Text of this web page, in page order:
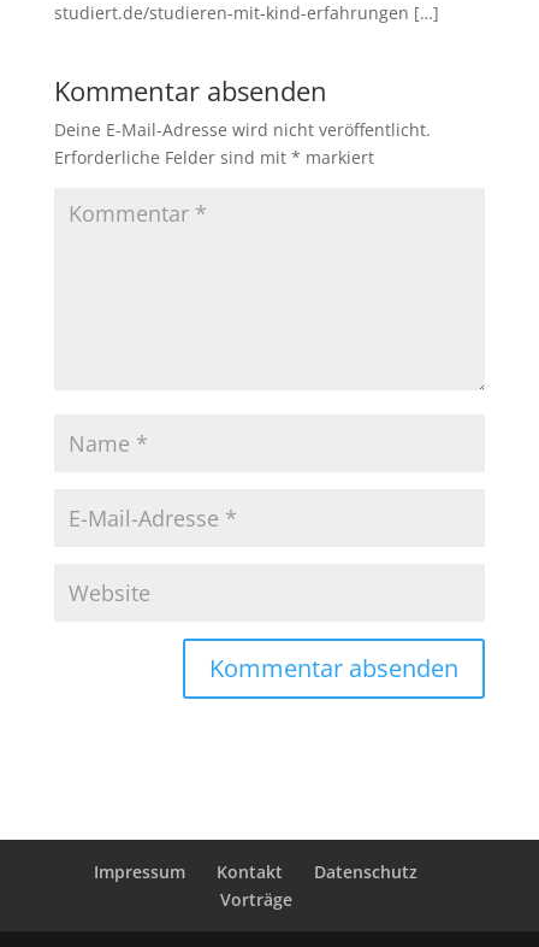
studiert.de/studieren-mit-kind-erfahrungen […]
Kommentar absenden
Deine E-Mail-Adresse wird nicht veröffentlicht.
Erforderliche Felder sind mit * markiert
Impressum Kontakt
Datenschutz
Vorträge